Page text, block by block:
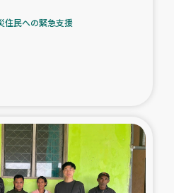
ャフナ県干物事業
つなぐサリー・リサイクル・プロ
ジェクト
住民への緊急支援